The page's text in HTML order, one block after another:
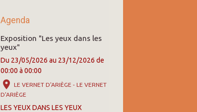
Agenda
Exposition "Les yeux dans les
yeux"
Du 23/05/2026 au 23/12/2026 de
00:00 à 00:00
LE VERNET D'ARIÈGE - LE VERNET
D'ARIÈGE
LES YEUX DANS LES YEUX